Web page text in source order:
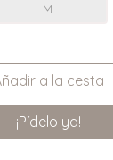
M
¡Pídelo ya!